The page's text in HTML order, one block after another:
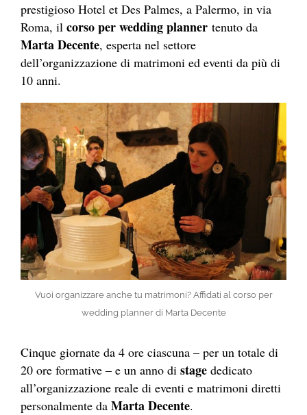
prestigioso Hotel et Des Palmes, a Palermo, in via
Roma, il corso per wedding planner tenuto da
Marta Decente, esperta nel settore
dell’organizzazione di matrimoni ed eventi da più di
10 anni.
Vuoi organizzare anche tu matrimoni? Affidati al corso per
wedding planner di Marta Decente
Cinque giornate da 4 ore ciascuna – per un totale di
20 ore formative – e un anno di stage dedicato
all’organizzazione reale di eventi e matrimoni diretti
personalmente da Marta Decente.